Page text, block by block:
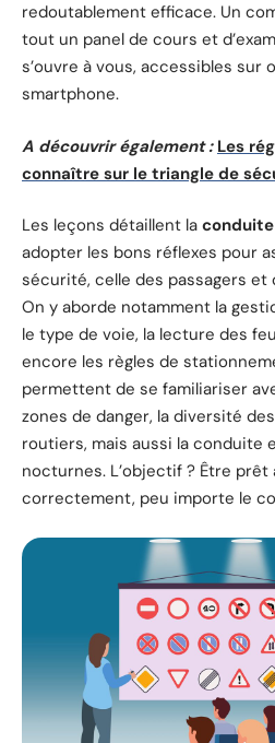
redoutablement efficace. Un
tout un panel de cours et
s’ouvre à vous, accessibles sur
smartphone.
A découvrir également : Les
connaître sur le triangle de
Les leçons détaillent la
adopter les bons réflexes pour
sécurité, celle des passagers et
On y aborde notamment la
le type de voie, la lecture des
encore les règles de
permettent de se familiariser
zones de danger, la diversité
routiers, mais aussi la conduite
nocturnes. L’objectif ? Être prêt
correctement, peu importe le